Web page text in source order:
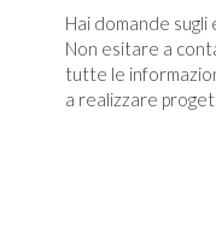
Hai domande
Non esitare a
tutte le
a realizzare